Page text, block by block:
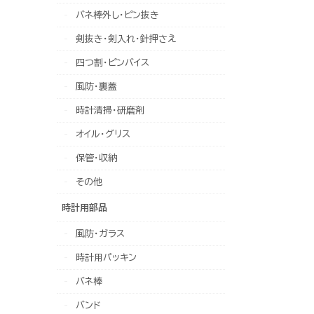
バネ棒外し・ピン抜き
剣抜き・剣入れ・針押さえ
四つ割・ピンバイス
風防・裏蓋
時計清掃・研磨剤
オイル・グリス
保管・収納
その他
時計用部品
風防・ガラス
時計用パッキン
バネ棒
バンド